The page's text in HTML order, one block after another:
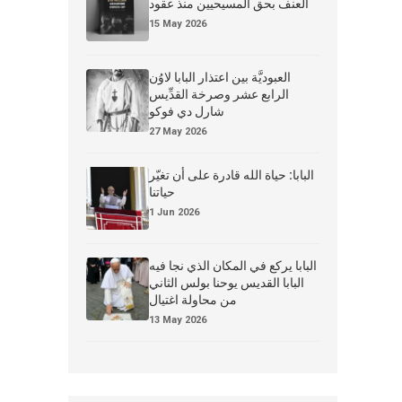
العنف بحق المسيحيين منذ عقود
15 May 2026
العبوديَّة بين اعتذار البابا لاوُن
الرابع عشر وصرخة القدِّيس
شارل دي فوكو
27 May 2026
البابا: حياة الله قادرة على أن تغيّر
حياتنا
1 Jun 2026
البابا يركع في المكان الذي نجا فيه
البابا القديس يوحنا بولس الثاني
من محاولة اغتيال
13 May 2026